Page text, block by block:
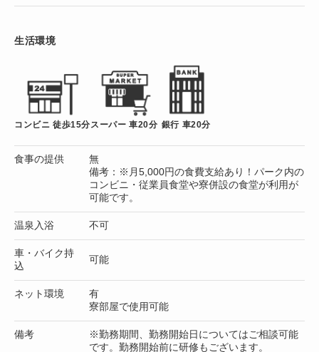
生活環境
コンビニ 徒歩15分 スーパー 車20分 銀行 車20分
食事の提供
無
備考：※月5,000円の食費支給あり！パーク内の
コンビニ・従業員食堂や寮併設の食堂が利用が
可能です。
温泉入浴 不可
車・バイク持
込
可能
ネット環境
有
寮部屋で使用可能
備考
※勤務期間、勤務開始日についてはご相談可能
です。勤務開始前に研修もございます。